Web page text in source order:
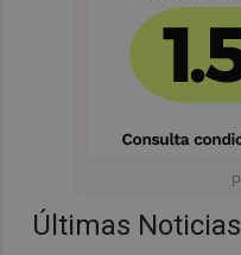
Últimas Noticias